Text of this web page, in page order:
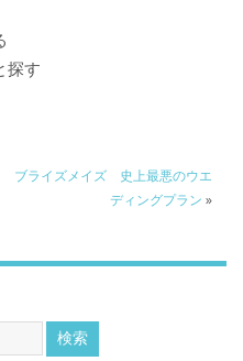
探す
ブライズメイズ 史上最悪のウエ
ディングプラン »